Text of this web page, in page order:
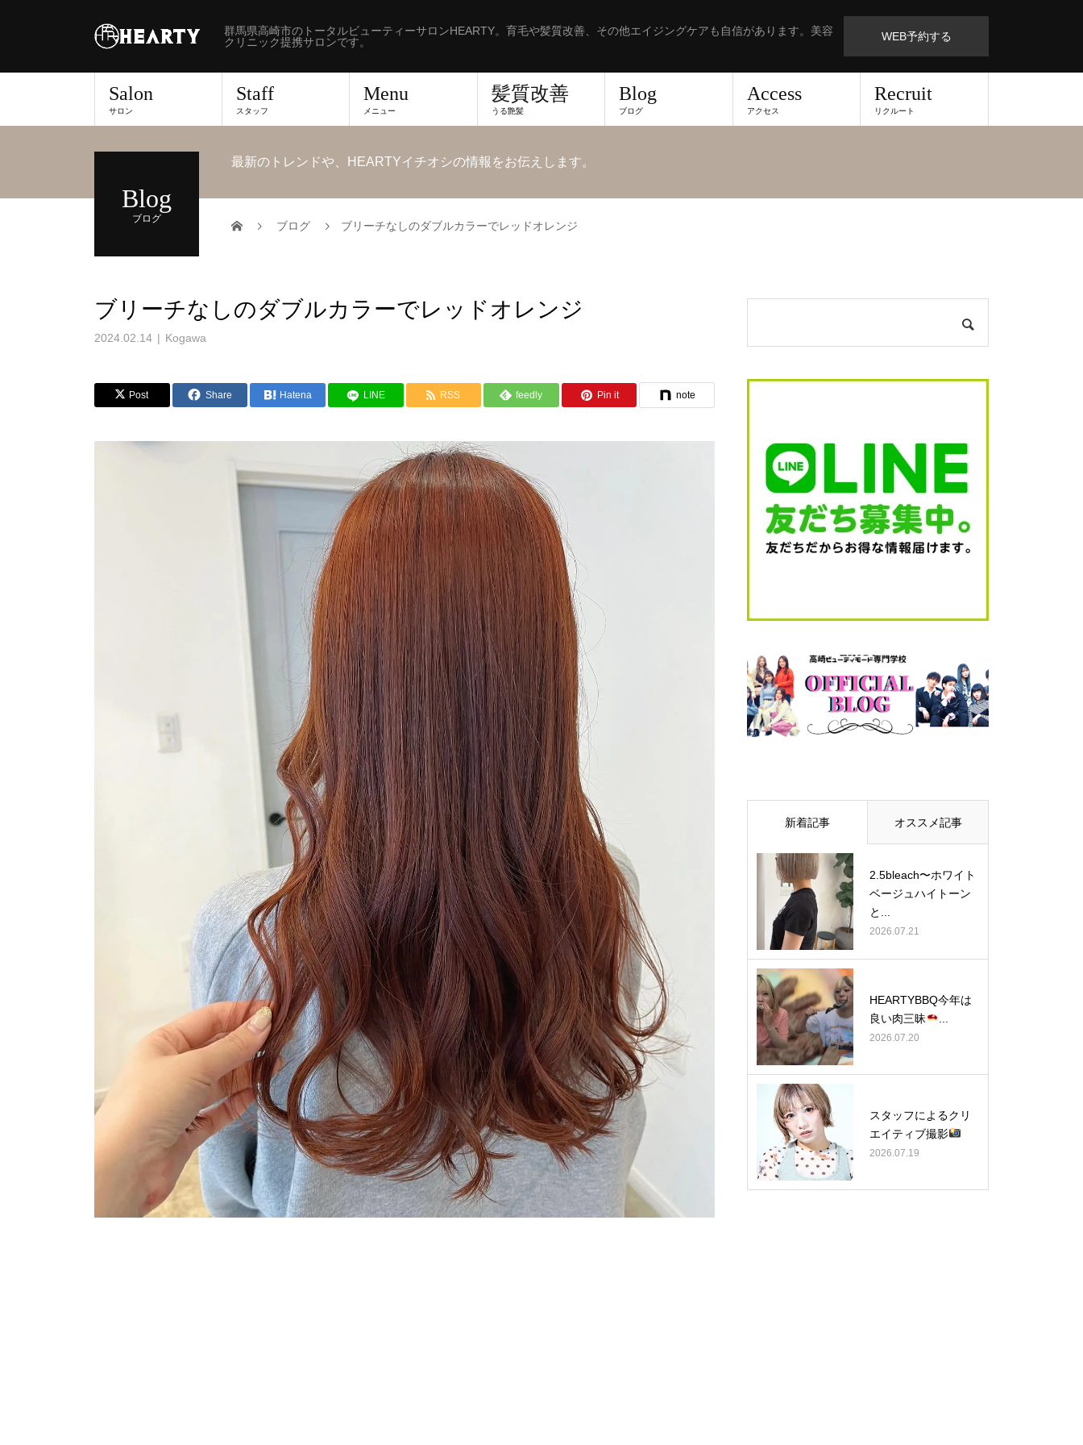
群馬県高崎市のトータルビューティーサロンHEARTY。育毛や髪質改善、その他エイジングケアも自信があります。美容
クリニック提携サロンです。
WEB予約する
Salon
サロン
Staff
スタッフ
Menu
メニュー
髪質改善
うる艶髪
Blog
ブログ
Access
アクセス
Recruit
リクルート
Blog
ブログ
最新のトレンドや、HEARTYイチオシの情報をお伝えします。
ブログ ブリーチなしのダブルカラーでレッドオレンジ
ブリーチなしのダブルカラーでレッドオレンジ
2024.02.14 Kogawa
Post Share Hatena LINE RSS feedly Pin it note
新着記事 オススメ記事
2.5bleach〜ホワイト
ベージュ⁡ハイトーン
と...
2026.07.21
HEARTYBBQ今年は
良い肉三昧
2026.07.20
スタッフによるクリ
エイティブ撮影
2026.07.19